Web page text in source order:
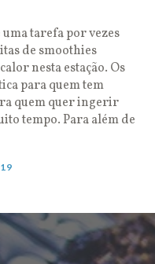
tarefa por vezes
de smoothies
nesta estação. Os
para quem tem
quem quer ingerir
tempo. Para além de